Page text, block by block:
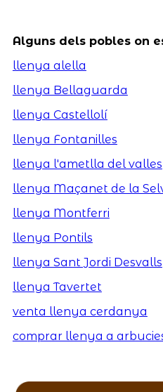
Alguns dels pobles on
llenya alella
llenya Bellaguarda
llenya Castellolí
llenya Fontanilles
llenya l'ametlla del valles
llenya Maçanet de la
llenya Montferri
llenya Pontils
llenya Sant Jordi Desvalls
llenya Tavertet
venta llenya cerdanya
comprar llenya a